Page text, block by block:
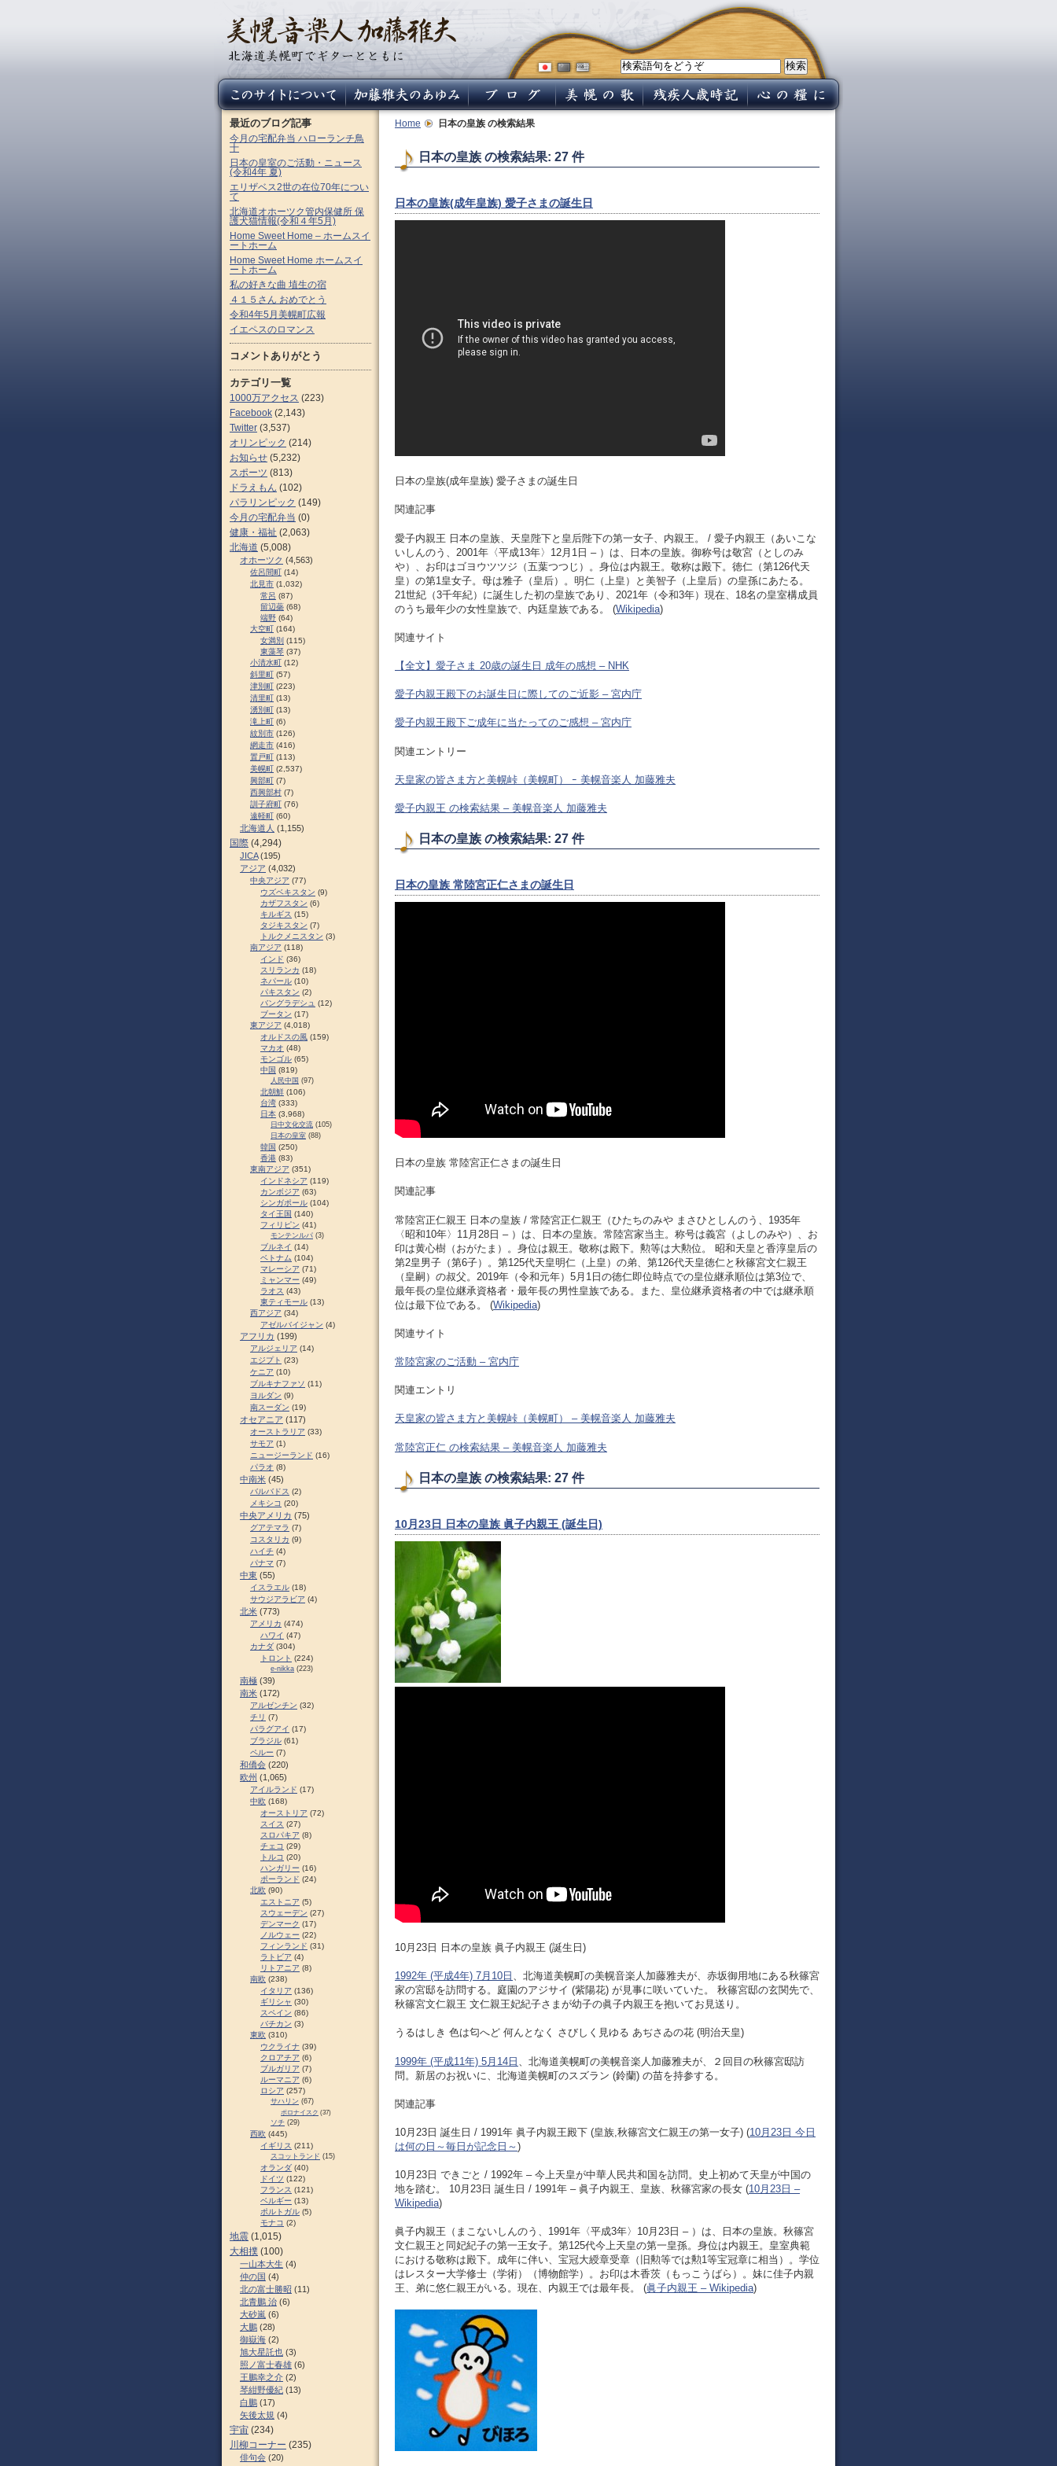
Home 日本の皇族 の検索結果
日本の皇族 の検索結果: 27 件
日本の皇族(成年皇族) 愛子さまの誕生日
日本の皇族(成年皇族) 愛子さまの誕生日
関連記事
愛子内親王 日本の皇族、天皇陛下と皇后陛下の第一女子、内親王。 / 愛子内親王（あいこな
いしんのう、2001年〈平成13年〉12月1日 – ）は、日本の皇族。御称号は敬宮（としのみ
や）、お印はゴヨウツツジ（五葉つつじ）。身位は内親王。敬称は殿下。徳仁（第126代天
皇）の第1皇女子。母は雅子（皇后）。明仁（上皇）と美智子（上皇后）の皇孫にあたる。
21世紀（3千年紀）に誕生した初の皇族であり、2021年（令和3年）現在、18名の皇室構成員
のうち最年少の女性皇族で、内廷皇族である。 (Wikipedia)
関連サイト
【全文】愛子さま 20歳の誕生日 成年の感想 – NHK
愛子内親王殿下のお誕生日に際してのご近影 – 宮内庁
愛子内親王殿下ご成年に当たってのご感想 – 宮内庁
関連エントリー
天皇家の皆さま方と美幌峠（美幌町） ｰ 美幌音楽人 加藤雅夫
愛子内親王 の検索結果 – 美幌音楽人 加藤雅夫
日本の皇族 の検索結果: 27 件
日本の皇族 常陸宮正仁さまの誕生日
日本の皇族 常陸宮正仁さまの誕生日
関連記事
常陸宮正仁親王 日本の皇族 / 常陸宮正仁親王（ひたちのみや まさひとしんのう、1935年
〈昭和10年〉11月28日 – ）は、日本の皇族。常陸宮家当主。称号は義宮（よしのみや）、お
印は黄心樹（おがたま）。身位は親王。敬称は殿下。勲等は大勲位。 昭和天皇と香淳皇后の
第2皇男子（第6子）。第125代天皇明仁（上皇）の弟、第126代天皇徳仁と秋篠宮文仁親王
（皇嗣）の叔父。2019年（令和元年）5月1日の徳仁即位時点での皇位継承順位は第3位で、
最年長の皇位継承資格者・最年長の男性皇族である。また、皇位継承資格者の中では継承順
位は最下位である。 (Wikipedia)
関連サイト
常陸宮家のご活動 – 宮内庁
関連エントリ
天皇家の皆さま方と美幌峠（美幌町） – 美幌音楽人 加藤雅夫
常陸宮正仁 の検索結果 – 美幌音楽人 加藤雅夫
日本の皇族 の検索結果: 27 件
10月23日 日本の皇族 眞子内親王 (誕生日)
10月23日 日本の皇族 眞子内親王 (誕生日)
1992年 (平成4年) 7月10日 、北海道美幌町の美幌音楽人加藤雅夫が、赤坂御用地にある秋篠宮
家の宮邸を訪問する。庭園のアジサイ (紫陽花) が見事に咲いていた。 秋篠宮邸の玄関先で、
秋篠宮文仁親王 文仁親王妃紀子さまが幼子の眞子内親王を抱いてお見送り。
うるはしき 色は匂へど 何んとなく さびしく見ゆる あぢさゐの花 (明治天皇)
1999年 (平成11年) 5月14日
、北海道美幌町の美幌音楽人加藤雅夫が、２回目の秋篠宮邸訪
問。新居のお祝いに、北海道美幌町のスズラン (鈴蘭) の苗を持参する。
関連記事
10月23日 誕生日 / 1991年 眞子内親王殿下 (皇族,秋篠宮文仁親王の第一女子) (10月23日 今日
は何の日～毎日が記念日～ )
10月23日 できごと / 1992年 – 今上天皇が中華人民共和国を訪問。史上初めて天皇が中国の
地を踏む。 10月23日 誕生日 / 1991年 – 眞子内親王、皇族、秋篠宮家の長女 (10月23日 –
Wikipedia)
眞子内親王（まこないしんのう、1991年〈平成3年〉10月23日 – ）は、日本の皇族。秋篠宮
文仁親王と同妃紀子の第一王女子。第125代今上天皇の第一皇孫。身位は内親王。皇室典範
における敬称は殿下。成年に伴い、宝冠大綬章受章（旧勲等では勲1等宝冠章に相当）。学位
はレスター大学修士（学術）（博物館学）。お印は木香茨（もっこうばら）。妹に佳子内親
王、弟に悠仁親王がいる。現在、内親王では最年長。 (眞子内親王 – Wikipedia)
最近のブログ記事
今月の宅配弁当 ハローランチ鳥
十
日本の皇室のご活動・ニュース
(令和4年 夏)
エリザベス2世の在位70年につい
て
北海道オホーツク管内保健所 保
護犬猫情報(令和４年5月)
Home Sweet Home – ホームスイ
ートホーム
Home Sweet Home ホームスイ
ートホーム
私の好きな曲 埴生の宿
４１５さん おめでとう
令和4年5月美幌町広報
イエペスのロマンス
コメントありがとう
カテゴリ一覧
1000万アクセス (223)
Facebook (2,143)
Twitter (3,537)
オリンピック (214)
お知らせ (5,232)
スポーツ (813)
ドラえもん (102)
パラリンピック (149)
今月の宅配弁当 (0)
健康・福祉 (2,063)
北海道 (5,008)
オホーツク (4,563)
佐呂間町 (14)
北見市 (1,032)
常呂 (87)
留辺蘂 (68)
端野 (64)
大空町 (164)
女満別 (115)
東藻琴 (37)
小清水町 (12)
斜里町 (57)
津別町 (223)
清里町 (13)
湧別町 (13)
滝上町 (6)
紋別市 (126)
網走市 (416)
置戸町 (113)
美幌町 (2,537)
興部町 (7)
西興部村 (7)
訓子府町 (76)
遠軽町 (60)
北海道人 (1,155)
国際 (4,294)
JICA(195)
アジア (4,032)
中央アジア (77)
ウズベキスタン (9)
カザフスタン (6)
キルギス (15)
タジキスタン (7)
トルクメニスタン (3)
南アジア (118)
インド (36)
スリランカ (18)
ネパール (10)
パキスタン (2)
バングラデシュ (12)
ブータン (17)
東アジア (4,018)
オルドスの風 (159)
マカオ (48)
モンゴル (65)
中国 (819)
人民中国 (97)
北朝鮮 (106)
台湾 (333)
日本 (3,968)
日中文化交流 (105)
日本の皇室 (88)
韓国 (250)
香港 (83)
東南アジア (351)
インドネシア (119)
カンボジア (63)
シンガポール (104)
タイ王国 (140)
フィリピン (41)
モンテンルパ (3)
ブルネイ (14)
ベトナム (104)
マレーシア (71)
ミャンマー (49)
ラオス (43)
東ティモール (13)
西アジア (34)
アゼルバイジャン (4)
アフリカ (199)
アルジェリア (14)
エジプト (23)
ケニア (10)
ブルキナファソ (11)
ヨルダン (9)
南スーダン (19)
オセアニア (117)
オーストラリア (33)
サモア (1)
ニュージーランド (16)
パラオ (8)
中南米 (45)
バルバドス (2)
メキシコ (20)
中央アメリカ (75)
グアテマラ (7)
コスタリカ (9)
ハイチ (4)
パナマ (7)
中東 (55)
イスラエル (18)
サウジアラビア (4)
北米 (773)
アメリカ (474)
ハワイ (47)
カナダ (304)
トロント (224)
e-nikka (223)
南極 (39)
南米 (172)
アルゼンチン (32)
チリ (7)
パラグアイ (17)
ブラジル (61)
ペルー (7)
和僑会 (220)
欧州 (1,065)
アイルランド (17)
中欧 (168)
オーストリア (72)
スイス (27)
スロパキア (8)
チェコ (29)
トルコ (20)
ハンガリー (16)
ポーランド (24)
北欧 (90)
エストニア (5)
スウェーデン (27)
デンマーク (17)
ノルウェー (22)
フィンランド (31)
ラトビア (4)
リトアニア (8)
南欧 (238)
イタリア (136)
ギリシャ (30)
スペイン (86)
バチカン (3)
東欧 (310)
ウクライナ (39)
クロアチア (6)
ブルガリア (7)
ルーマニア (6)
ロシア (257)
サハリン (67)
ポロナイスク (37)
ソチ (29)
西欧 (445)
イギリス (211)
スコットランド (15)
オランダ (40)
ドイツ (122)
フランス (121)
ベルギー (13)
ポルトガル (5)
モナコ (2)
地震 (1,015)
大相撲 (100)
一山本大生 (4)
仲の国 (4)
北の富士勝昭 (11)
北青鵬 治 (6)
大砂嵐 (6)
大鵬 (28)
御嶽海 (2)
旭大星託也 (3)
照ノ富士春雄 (6)
王鵬幸之介 (2)
琴紺野優紀 (13)
白鵬 (17)
矢後太規 (4)
宇宙 (234)
川柳コーナー (235)
俳句会 (20)